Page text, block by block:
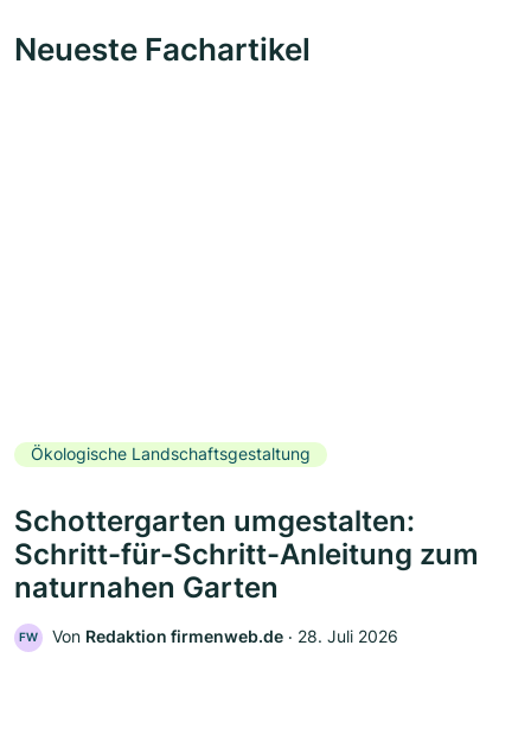
Neueste Fachartikel
Ökologische Landschaftsgestaltung
Schottergarten umgestalten:
Schritt-für-Schritt-Anleitung zum
naturnahen Garten
FW Von Redaktion firmenweb.de ‧ 28. Juli 2026